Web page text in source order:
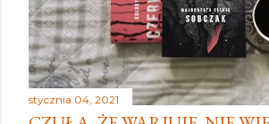
stycznia 04, 2021